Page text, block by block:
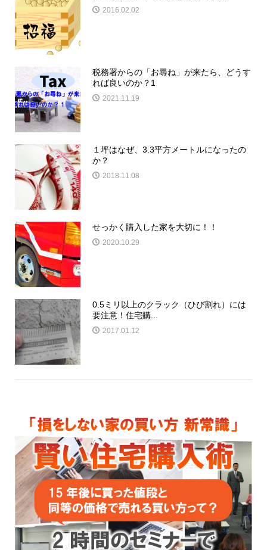
2016.02.02
税務署からの「お尋ね」が来たら、どうす
れば良いのか？1
2021.11.19
１坪はなぜ、3.3平方メートルになったの
か？
2018.11.08
せっかく購入した家を大切に！！
2020.10.29
0.5ミリ以上のクラック（ひび割れ）には
要注意！住宅購...
2017.01.12